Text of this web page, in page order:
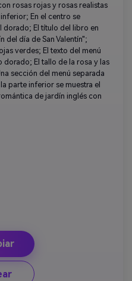
rosas rojas y rosas realistas
En el centro se
dorado; El título del libro en
del día de San Valentín";
verdes; El texto del menú
dorado; El tallo de la rosa y las
sección del menú separada
parte inferior se muestra el
de jardín inglés con